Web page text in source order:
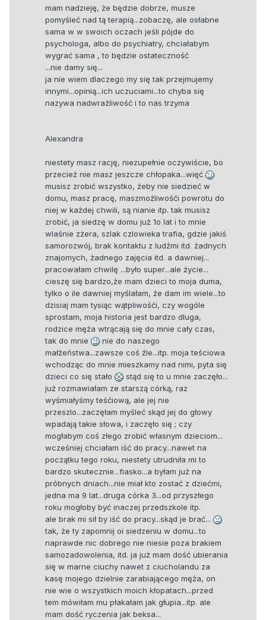
mam nadzieję, że będzie dobrze, musze
pomyśleć nad tą terapią...zobaczę, ale osłabne
sama w w swoich oczach jeśli pójde do
psychologa, albo do psychiatry, chciałabym
wygrać sama , to będzie ostateczność
...nie damy się...
ja nie wiem dlaczego my się tak przejmujemy
innymi...opinią...ich uczuciami...to chyba się
nazywa nadwrażliwość i to nas trzyma
Alexandra
niestety masz rację, niezupełnie oczywiście, bo
przecież nie masz jeszcze chłopaka...więć
musisz zrobić wszystko, żeby nie siedzieć w
domu, masz pracę, maszmożliwośći powrotu do
niej w każdej chwili, są nianie itp. tak musisz
zrobić, ja siedzę w domu już 1o lat i to mnie
wlaśnie zżera, szlak czlowieka trafia, gdzie jakiś
samorozwój, brak kontaktu z ludźmi itd. żadnych
znajomych, żadnego zajęcia itd. a dawniej...
pracowałam chwilę ...było super...ale życie...
cieszę się bardzo,że mam dzieci to moja duma,
tylko o ile dawniej myślałam, że dam im wiele...to
dzisiaj mam tysiąc wątpliwośći, czy wogóle
sprostam, moja historia jest bardzo dluga,
rodzice męża wtrącają się do mnie cały czas,
tak do mnie
nie do naszego
małżeństwa...zawsze coś źle...itp. moja teściowa
wchodząc do mnie mieszkamy nad nimi, pyta się
dzieci co się stało
stąd się to u mnie zaczęło...
już rozmawiałam ze starszą córką, raz
wyśmiałyśmy teśćiową, ale jej nie
przeszlo...zaczęłam myśleć skąd jej do głowy
wpadają takie słowa, i zaczęło się ; czy
mogłabym coś złego zrobić własnym dzieciom...
wcześniej chciałam iść do pracy...nawet na
początku tego roku, niestety utrudniła mi to
bardzo skutecznie...fiasko...a byłam już na
próbnych dniach...nie miał kto zostać z dziećmi,
jedna ma 9 lat...druga córka 3...od przyszłego
roku mogłoby być inaczej przedszkole itp.
ale brak mi sił by iść do pracy...skąd je brać...
tak, że ty zapomnij oi siedzeniu w domu...to
naprawde nic dobrego nie niesie poza brakiem
samozadowolenia, itd. ja już mam dość ubierania
się w marne ciuchy nawet z ciucholandu za
kasę mojego dzielnie zarabiającego męża, on
nie wie o wszystkich moich kłopatach...przed
tem mówiłam mu płakałam jak głupia...itp. ale
mam dość ryczenia jak beksa...